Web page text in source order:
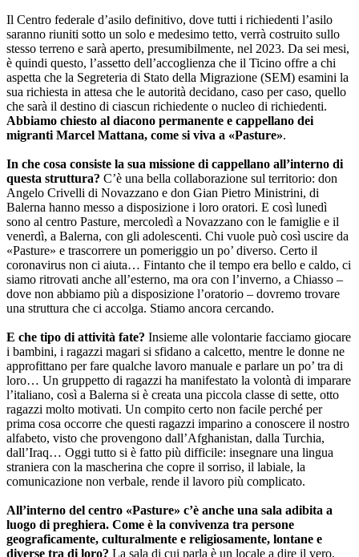
Il Centro federale d’asilo definitivo, dove tutti i richiedenti l’asilo
saranno riuniti sotto un solo e medesimo tetto, verrà costruito sullo
stesso terreno e sarà aperto, presumibilmente, nel 2023. Da sei mesi,
è quindi questo, l’assetto dell’accoglienza che il Ticino offre a chi
aspetta che la Segreteria di Stato della Migrazione (SEM) esamini la
sua richiesta in attesa che le autorità decidano, caso per caso, quello
che sarà il destino di ciascun richiedente o nucleo di richiedenti.
Abbiamo chiesto al diacono permanente e cappellano dei
migranti Marcel Mattana, come si viva a «Pasture».
In che cosa consiste la sua missione di cappellano all’interno di
questa struttura? C’è una bella collaborazione sul territorio: don
Angelo Crivelli di Novazzano e don Gian Pietro Ministrini, di
Balerna hanno messo a disposizione i loro oratori. E così lunedì
sono al centro Pasture, mercoledì a Novazzano con le famiglie e il
venerdì, a Balerna, con gli adolescenti. Chi vuole può così uscire da
«Pasture» e trascorrere un pomeriggio un po’ diverso. Certo il
coronavirus non ci aiuta… Fintanto che il tempo era bello e caldo, ci
siamo ritrovati anche all’esterno, ma ora con l’inverno, a Chiasso –
dove non abbiamo più a disposizione l’oratorio – dovremo trovare
una struttura che ci accolga. Stiamo ancora cercando.
E che tipo di attività fate? Insieme alle volontarie facciamo giocare
i bambini, i ragazzi magari si sfidano a calcetto, mentre le donne ne
approfittano per fare qualche lavoro manuale e parlare un po’ tra di
loro… Un gruppetto di ragazzi ha manifestato la volontà di imparare
l’italiano, così a Balerna si è creata una piccola classe di sette, otto
ragazzi molto motivati. Un compito certo non facile perché per
prima cosa occorre che questi ragazzi imparino a conoscere il nostro
alfabeto, visto che provengono dall’Afghanistan, dalla Turchia,
dall’Iraq… Oggi tutto si è fatto più difficile: insegnare una lingua
straniera con la mascherina che copre il sorriso, il labiale, la
comunicazione non verbale, rende il lavoro più complicato.
All’interno del centro «Pasture» c’è anche una sala adibita a
luogo di preghiera. Come è la convivenza tra persone
geograficamente, culturalmente e religiosamente, lontane e
diverse tra di loro? La sala di cui parla è un locale a dire il vero,